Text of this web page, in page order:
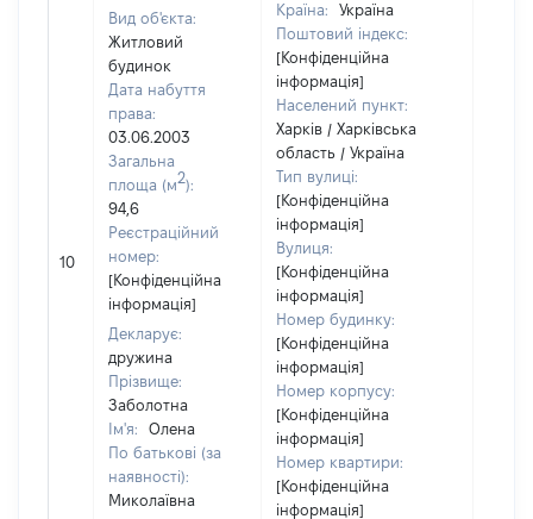
10
Вид об'єкта:
Житловий
будинок
Дата набуття
права:
03.06.2003
Загальна
площа (м2):
94,6
Реєстраційний
номер:
[Конфіденційна
інформація]
Декларує:
дружина
Прізвище:
Заболотна
Ім'я:
Олена
По батькові (за
наявності):
Миколаївна
Країна:
Україна
Поштовий індекс:
[Конфіденційна
інформація]
Населений пункт:
Харків / Харківська
область / Україна
Тип вулиці:
[Конфіденційна
інформація]
Вулиця:
[Конфіденційна
інформація]
Номер будинку:
[Конфіденційна
інформація]
Номер корпусу:
[Конфіденційна
інформація]
Номер квартири:
[Конфіденційна
інформація]